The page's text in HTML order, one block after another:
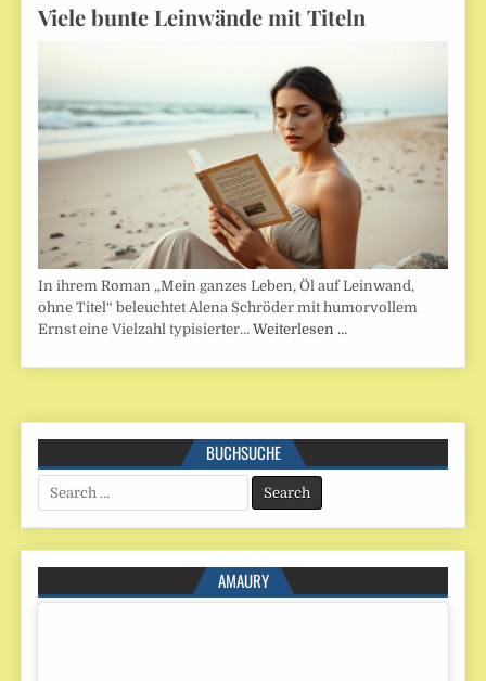
Viele bunte Leinwände mit Titeln
In ihrem Roman „Mein ganzes Leben, Öl auf Leinwand,
ohne Titel“ beleuchtet Alena Schröder mit humorvollem
Ernst eine Vielzahl typisierter…Weiterlesen …
BUCHSUCHE
Search
for:
AMAURY